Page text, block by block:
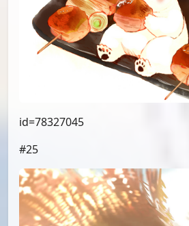
id=78327045
#25